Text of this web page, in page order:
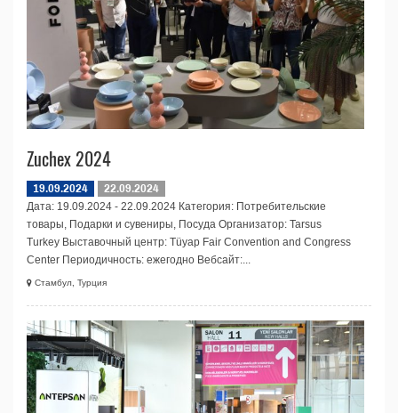
Zuchex 2024
19.09.2024
22.09.2024
Дата: 19.09.2024 - 22.09.2024 Категория: Потребительские
товары, Подарки и сувениры, Посуда Организатор: Tarsus
Turkey Выставочный центр: Tüyap Fair Convention and Congress
Center Периодичность: ежегодно Вебсайт:...
Стамбул, Турция